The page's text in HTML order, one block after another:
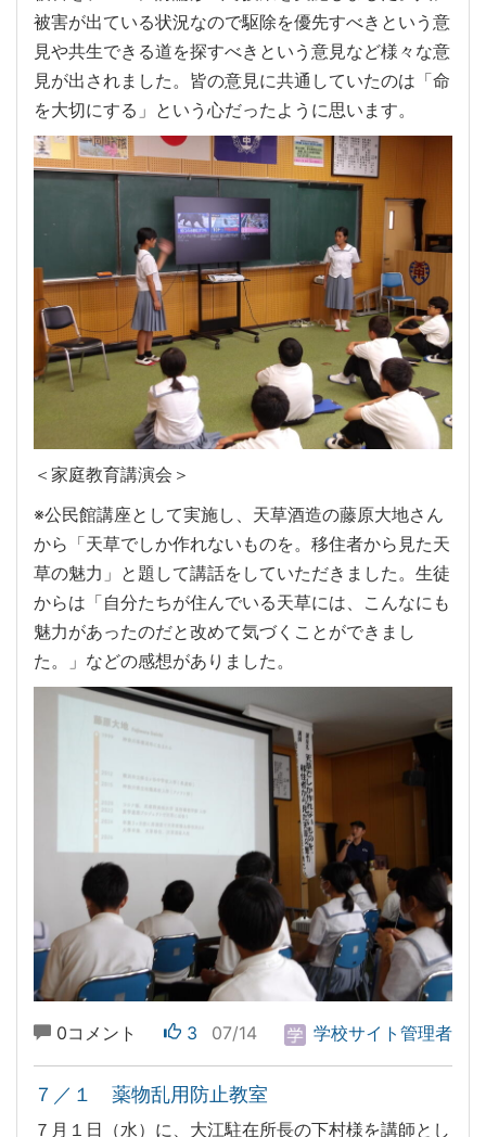
被害が出ている状況なので駆除を優先すべきという意
見や共生できる道を探すべきという意見など様々な意
見が出されました。皆の意見に共通していたのは「命
を大切にする」という心だったように思います。
＜家庭教育講演会＞
※公民館講座として実施し、天草酒造の藤原大地さん
から「天草でしか作れないものを。移住者から見た天
草の魅力」と題して講話をしていただきました。生徒
からは「自分たちが住んでいる天草には、こんなにも
魅力があったのだと改めて気づくことができまし
た。」などの感想がありました。
0コメント 3 07/14 学校サイト管理者
７／１ 薬物乱用防止教室
７月１日（水）に、大江駐在所長の下村様を講師とし